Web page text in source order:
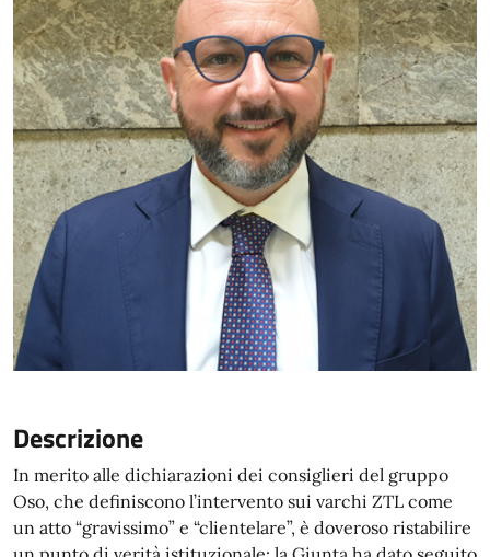
Descrizione
In merito alle dichiarazioni dei consiglieri del gruppo
Oso, che definiscono l’intervento sui varchi ZTL come
un atto “gravissimo” e “clientelare”, è doveroso ristabilire